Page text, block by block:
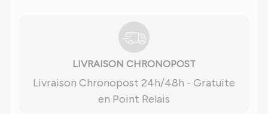
LIVRAISON CHRONOPOST
Livraison Chronopost 24h/48h - Gratuite
en Point Relais